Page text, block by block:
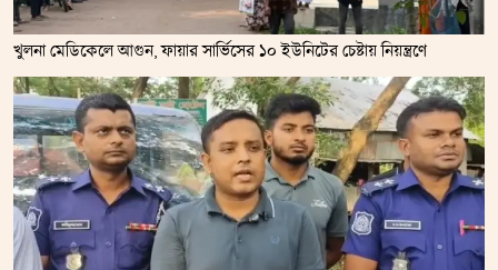
খুলনা মেডিকেলে আগুন, ফায়ার সার্ভিসের ১০ ইউনিটের চেষ্টায় নিয়ন্ত্রণে